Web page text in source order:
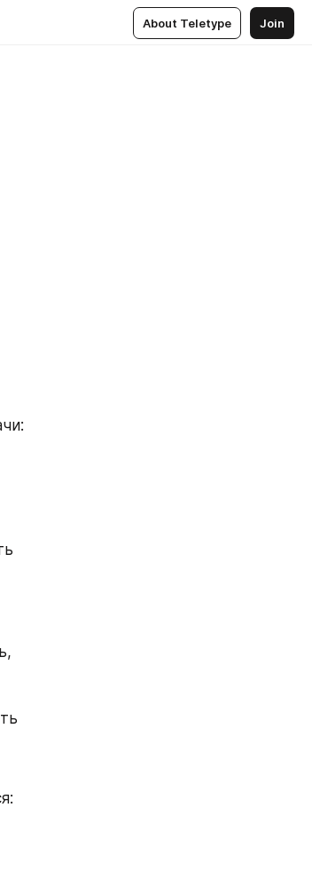
About Teletype Join